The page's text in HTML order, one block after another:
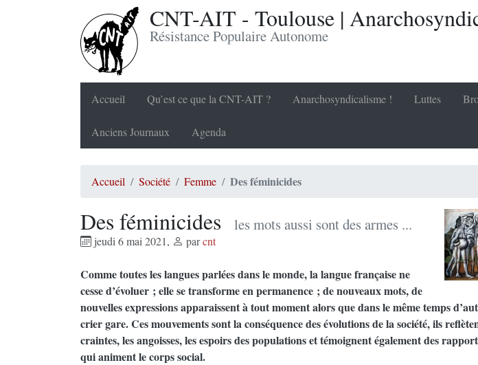
CNT-AIT - Toulouse |
Résistance Populaire Autonome
Accueil Qu’est ce que la CNT-AIT ? Anarchosyndicalisme ! Luttes
Anciens Journaux Agenda
Accueil Société Femme Des féminicides
Des féminicides les mots aussi sont des armes ...
jeudi 6 mai 2021, parcnt
Comme toutes les langues parlées dans le monde, la langue française ne
cesse d’évoluer ; elle se transforme en permanence ; de nouveaux mots, de
nouvelles expressions apparaissent à tout moment alors que dans le même temps
crier gare. Ces mouvements sont la conséquence des évolutions de la société, ils
craintes, les angoisses, les espoirs des populations et témoignent également des
qui animent le corps social.